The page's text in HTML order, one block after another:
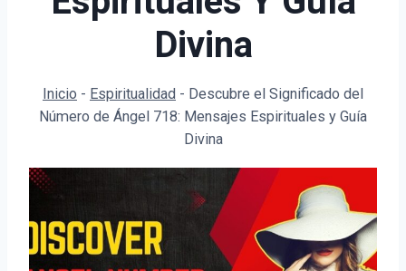
Divina
Inicio - Espiritualidad - Descubre el Significado del
Número de Ángel 718: Mensajes Espirituales y Guía
Divina